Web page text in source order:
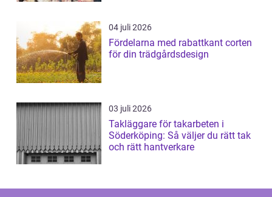
04 juli 2026
Fördelarna med rabattkant corten
för din trädgårdsdesign
03 juli 2026
Takläggare för takarbeten i
Söderköping: Så väljer du rätt tak
och rätt hantverkare